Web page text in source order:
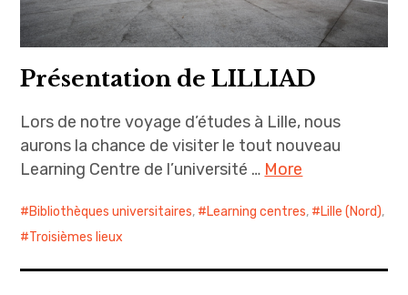
Présentation de LILLIAD
Lors de notre voyage d’études à Lille, nous
aurons la chance de visiter le tout nouveau
Learning Centre de l’université … More
Bibliothèques universitaires, Learning centres, Lille (Nord),
Troisièmes lieux